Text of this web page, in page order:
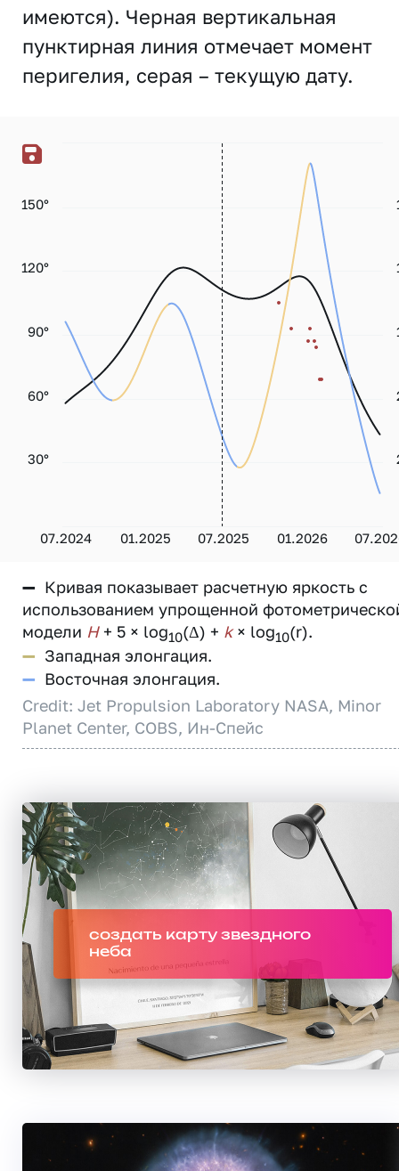
имеются). Черная вертикальная
пунктирная линия отмечает момент
перигелия, серая – текущую дату.
07.2024 01.2025 07.2025 01.2026
30°
60°
90°
120°
150°
— Кривая показывает расчетную яркость с
использованием упрощенной
модели H+ 5 × log10(Δ) + k× log10(r).
— Западная элонгация.
— Восточная элонгация.
Credit: Jet Propulsion Laboratory NASA, Minor
Planet Center, COBS, Ин-Спейс
создать карту звездного
неба